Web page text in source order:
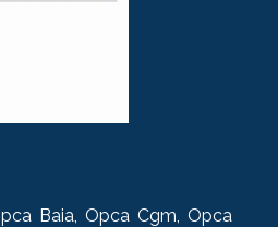
Baia, Opca Cgm, Opca